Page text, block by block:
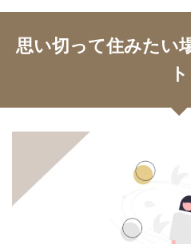
思い切って住みたい
ト